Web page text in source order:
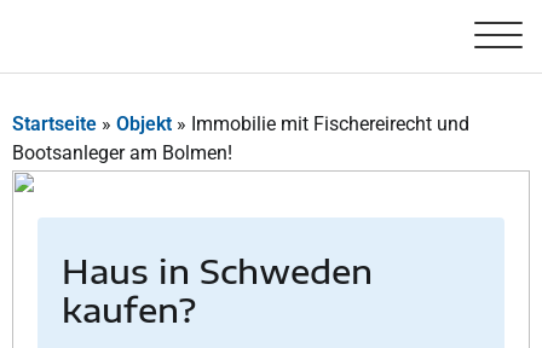
Startseite » Objekt » Immobilie mit Fischereirecht und
Bootsanleger am Bolmen!
Haus in Schweden
kaufen?